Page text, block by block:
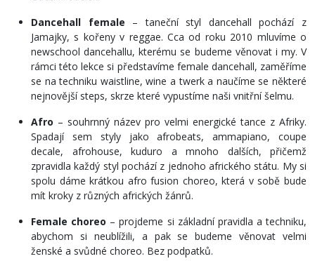
Dancehall female – taneční styl dancehall pochází z
Jamajky, s kořeny v reggae. Cca od roku 2010 mluvíme o
newschool dancehallu, kterému se budeme věnovat i my. V
rámci této lekce si představíme female dancehall, zaměříme
se na techniku waistline, wine a twerk a naučíme se některé
nejnovější steps, skrze které vypustíme naši vnitřní šelmu.
Afro – souhrnný název pro velmi energické tance z Afriky.
Spadají sem styly jako afrobeats, ammapiano, coupe
decale, afrohouse, kuduro a mnoho dalších, přičemž
zpravidla každý styl pochází z jednoho afrického státu. My si
spolu dáme krátkou afro fusion choreo, která v sobě bude
mít kroky z různých afrických žánrů.
Female choreo – projdeme si základní pravidla a techniku,
abychom si neublížili, a pak se budeme věnovat velmi
ženské a svůdné choreo. Bez podpatků.